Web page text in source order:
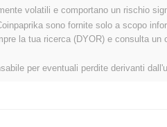
della piattaforma. Dopo la fase di
progetto a uno stato operativo
mirava a migliorare il
di Miss China è avvenuta attraverso
sua comunità.
volatili e comportano un rischio
sono fornite solo a scopo
la tua ricerca (DYOR) e consulta
per eventuali perdite derivanti